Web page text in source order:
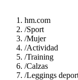
hm.com
/Sport
/Mujer
/Actividad
/Training
/Calzas
/Leggings